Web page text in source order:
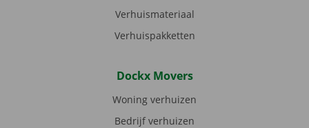
Verhuismateriaal
Verhuispakketten
Dockx Movers
Woning verhuizen
Bedrijf verhuizen